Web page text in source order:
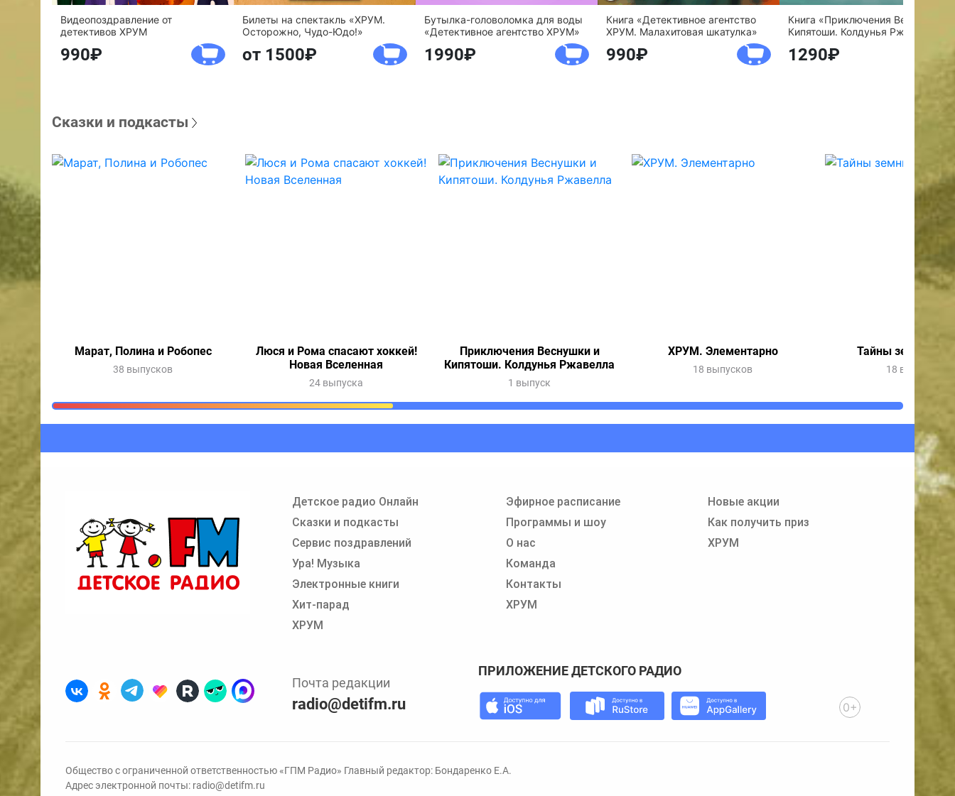
Очередь прослушивания
Добавьте в очередь прослушивания другие записи программ или сказок
Видеопоздравление от
детективов ХРУМ
990
Билеты на спектакль «ХРУМ.
Осторожно, Чудо-Юдо!»
от 1500
Бутылка-головоломка для воды
«Детективное агентство ХРУМ»
1990
Книга «Детективное агентство
ХРУМ. Малахитовая шкатулка»
990
Книга «Приключения Веснушки и
Кипятоши. Колдунья Ржавелла»
1290
Сказки и подкасты
Марат, Полина и Робопес
38 выпусков
Люся и Рома спасают хоккей!
Новая Вселенная
24 выпуска
Приключения Веснушки и
Кипятоши. Колдунья Ржавелла
1 выпуск
ХРУМ. Элементарно
18 выпусков
Тайны земных
18 выпусков
Детское радио Онлайн
Сказки и подкасты
Сервис поздравлений
Ура! Музыка
Электронные книги
Хит-парад
ХРУМ
Эфирное расписание
Программы и шоу
О нас
Команда
Контакты
ХРУМ
Новые акции
Как получить приз
ХРУМ
Почта редакции
radio@detifm.ru
ПРИЛОЖЕНИЕ ДЕТСКОГО РАДИО
0+
Общество с ограниченной ответственностью «ГПМ Радио» Главный редактор: Бондаренко Е.А.
Адрес электронной почты: radio@detifm.ru